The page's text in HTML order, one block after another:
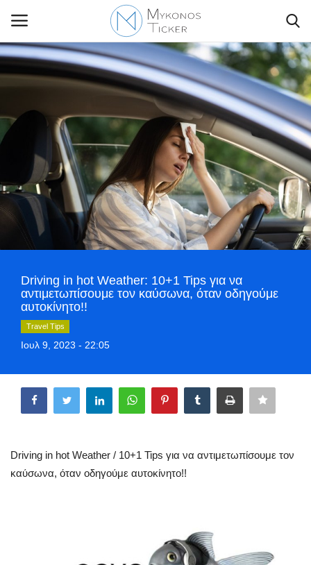
Contact Us
Business
Travel
World
Greece
Style Adorés
Arts & Culture
Driving in hot Weather: 10+1 Tips για να
αντιμετωπίσουμε τον καύσωνα, όταν οδηγούμε
αυτοκίνητο!!
Travel Tips
Ιουλ 9, 2023 - 22:05
Driving in hot Weather / 10+1 Tips για να αντιμετωπίσουμε τον
καύσωνα, όταν οδηγούμε αυτοκίνητο!!